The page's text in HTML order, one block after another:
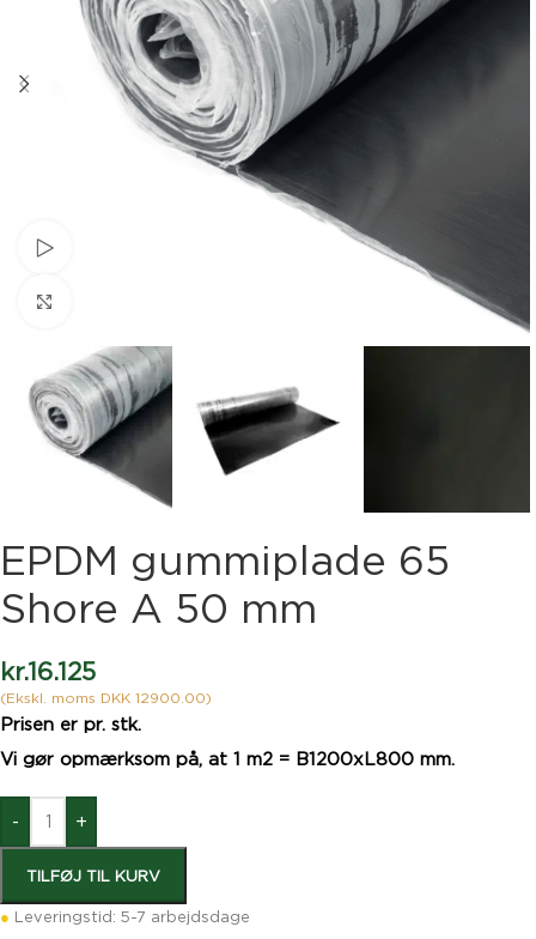
EPDM gummiplade 65
Shore A 50 mm
kr.16.125
(Ekskl. moms DKK 12900.00)
Prisen er pr. stk.
Vi gør opmærksom på, at 1 m2 = B1200xL800 mm.
- +
TILFØJ TIL KURV
● Leveringstid: 5-7 arbejdsdage